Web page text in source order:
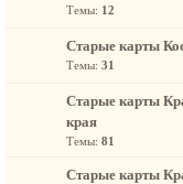
Темы: 12
Старые карты
Темы: 31
Старые карты
края
Темы: 81
Старые карты